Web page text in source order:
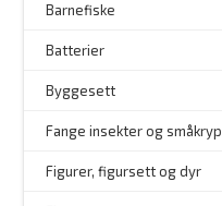
Barnefiske
Batterier
Byggesett
Fange insekter og småkryp
Figurer, figursett og dyr